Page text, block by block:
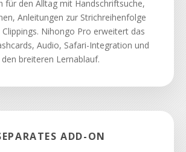
für den Alltag mit Handschriftsuche,
Anleitungen zur Strichreihenfolge
Nihongo Pro erweitert das
Audio, Safari-Integration und
den breiteren Lernablauf.
ADD-ON